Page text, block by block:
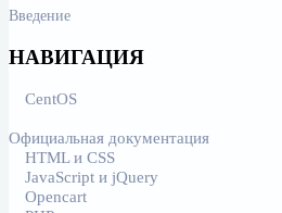
Введение
НАВИГАЦИЯ
CentOS
Официальная документация
HTML и CSS
JavaScript и jQuery
Opencart